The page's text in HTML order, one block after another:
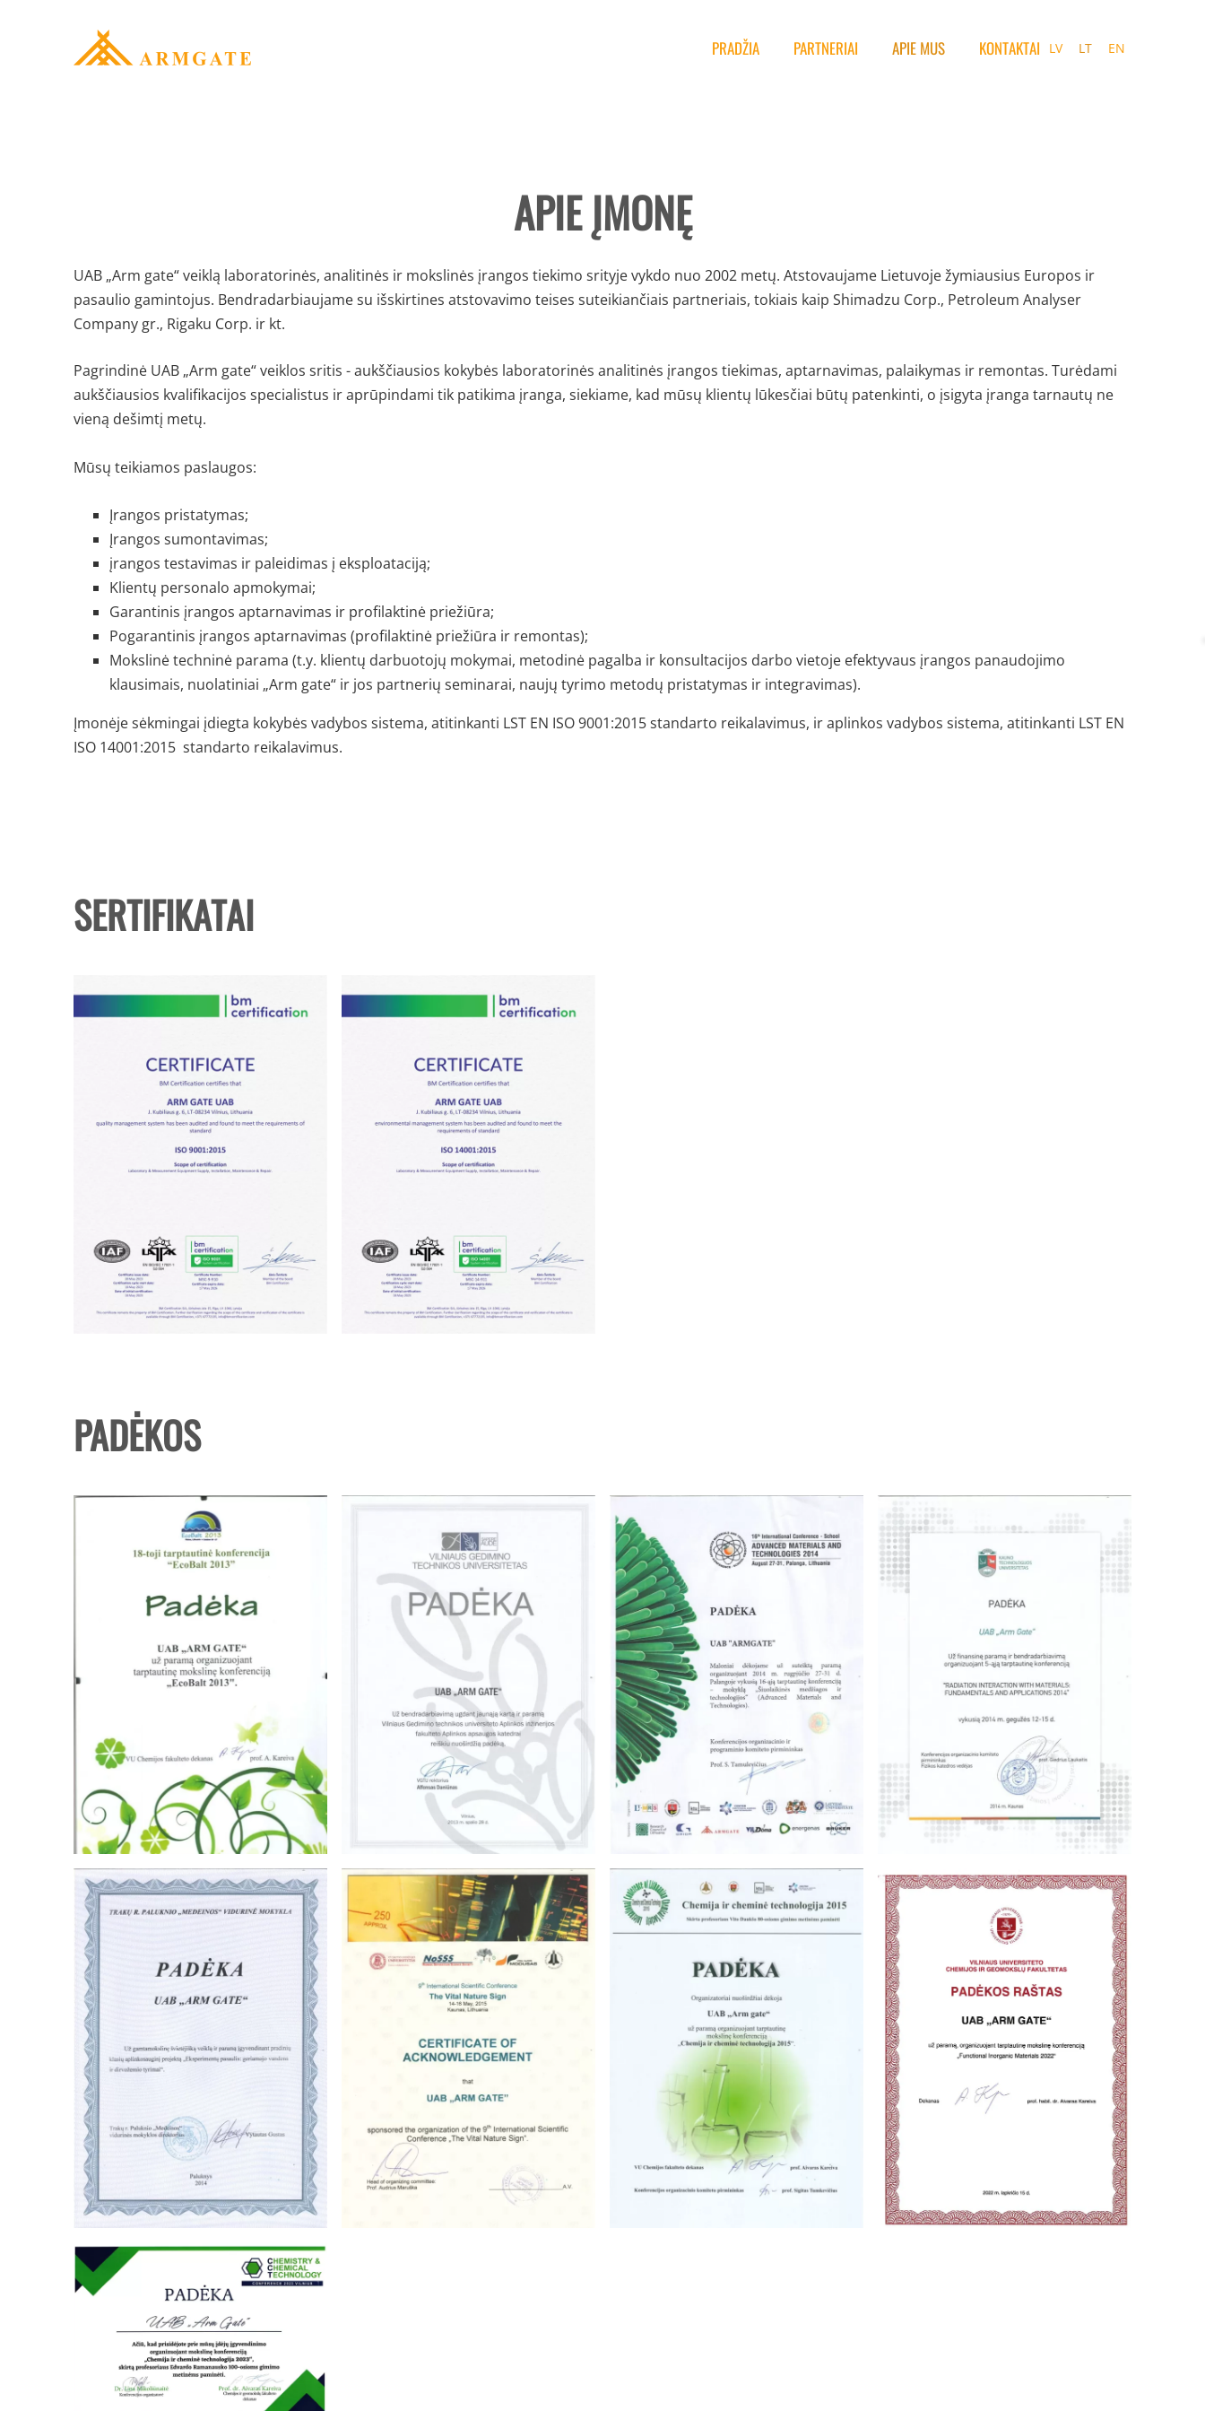
PRADŽIA PARTNERIAI APIE MUS KONTAKTAI LV LT EN
APIE ĮMONĘ
UAB „Arm gate“ veiklą laboratorinės, analitinės ir mokslinės įrangos tiekimo srityje vykdo nuo 2002 metų. Atstovaujame Lietuvoje žymiausius Europos ir
pasaulio gamintojus. Bendradarbiaujame su išskirtines atstovavimo teises suteikiančiais partneriais, tokiais kaip Shimadzu Corp., Petroleum Analyser
Company gr., Rigaku Corp. ir kt.
Pagrindinė UAB „Arm gate“ veiklos sritis - aukščiausios kokybės laboratorinės analitinės įrangos tiekimas, aptarnavimas, palaikymas ir remontas. Turėdami
aukščiausios kvalifikacijos specialistus ir aprūpindami tik patikima įranga, siekiame, kad mūsų klientų lūkesčiai būtų patenkinti, o įsigyta įranga tarnautų ne
vieną dešimtį metų.
Mūsų teikiamos paslaugos:
Įrangos pristatymas;
Įrangos sumontavimas;
įrangos testavimas ir paleidimas į eksploataciją;
Klientų personalo apmokymai;
Garantinis įrangos aptarnavimas ir profilaktinė priežiūra;
Pogarantinis įrangos aptarnavimas (profilaktinė priežiūra ir remontas);
Mokslinė techninė parama (t.y. klientų darbuotojų mokymai, metodinė pagalba ir konsultacijos darbo vietoje efektyvaus įrangos panaudojimo
klausimais, nuolatiniai „Arm gate“ ir jos partnerių seminarai, naujų tyrimo metodų pristatymas ir integravimas).
Įmonėje sėkmingai įdiegta kokybės vadybos sistema, atitinkanti LST EN ISO 9001:2015 standarto reikalavimus, iraplinkos vadybos sistema, atitinkanti LST EN
ISO 14001:2015 standarto reikalavimus.
SERTIFIKATAI
PADĖKOS